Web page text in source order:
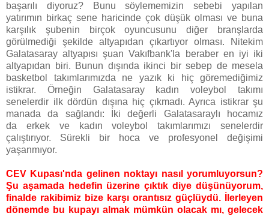
başarılı diyoruz? Bunu söylememizin sebebi yapılan
yatırımın birkaç sene haricinde çok düşük olması ve buna
karşılık şubenin birçok oyuncusunu diğer branşlarda
görülmediği şekilde altyapıdan çıkartıyor olması. Nitekim
Galatasaray altyapısı şuan Vakıfbank'la beraber en iyi iki
altyapıdan biri. Bunun dışında ikinci bir sebep de mesela
basketbol takımlarımızda ne yazık ki hiç göremediğimiz
istikrar. Örneğin Galatasaray kadın voleybol takımı
senelerdir ilk dördün dışına hiç çıkmadı. Ayrıca istikrar şu
manada da sağlandı: İki değerli Galatasaraylı hocamız
da erkek ve kadın voleybol takımlarımızı senelerdir
çalıştırıyor. Sürekli bir hoca ve profesyonel değişimi
yaşanmıyor.
CEV Kupası'nda gelinen noktayı nasıl yorumluyorsun?
Şu aşamada hedefin üzerine çıktık diye düşünüyorum,
finalde rakibimiz bize karşı orantısız güçlüydü. İlerleyen
dönemde bu kupayı almak mümkün olacak mı, gelecek